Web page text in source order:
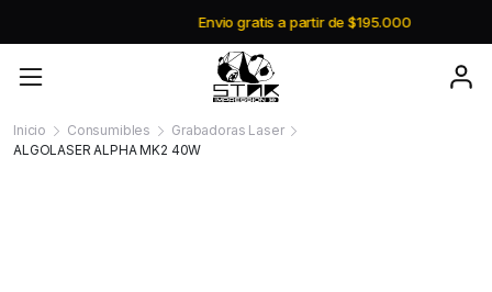
Envio gratis a partir de $195.000
Inicio Consumibles
Grabadoras Laser
ALGOLASER ALPHA MK2 40W